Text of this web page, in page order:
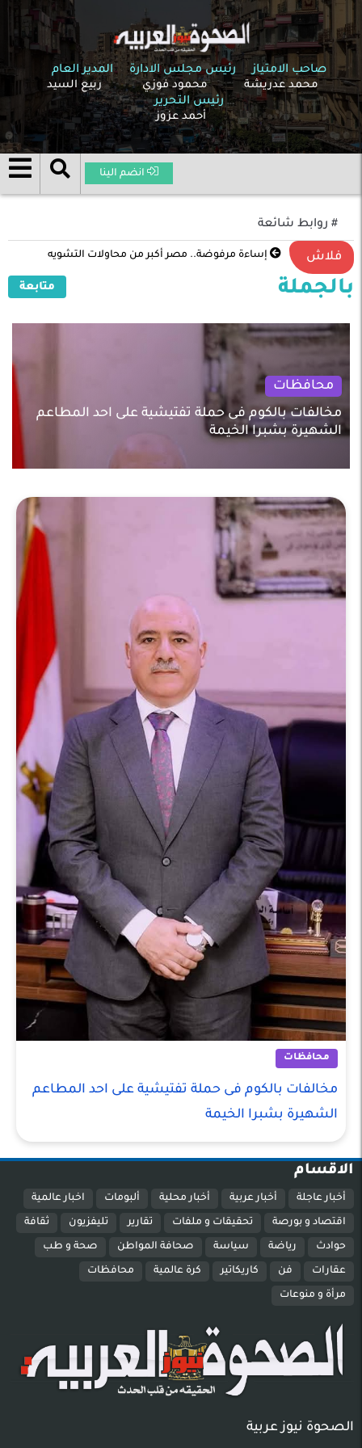
صاحب الامتياز
محمد عدريشة
رئيس مجلس الادارة
محمود فوزي
المدير العام
ربيع السيد
رئيس التحرير
أحمد عزوز
انضم الينا
# روابط شائعة
فلاش إساءة مرفوضة.. مصر أكبر من محاولات التشويه
بالجملة متابعة
محافظات
مخالفات بالكوم فى حملة تفتيشية على احد المطاعم
الشهيرة بشبرا الخيمة
محافظات
مخالفات بالكوم فى حملة تفتيشية على احد المطاعم
الشهيرة بشبرا الخيمة
الاقسام
أخبار عاجلة أخبار عربية أخبار محلية ألبومات اخبار عالمية
اقتصاد و بورصة تحقيقات و ملفات تقارير تليفزيون ثقافة
حوادث رياضة سياسة صحافة المواطن صحة و طب
عقارات فن كاريكاتير كرة عالمية محافظات
مرأة و منوعات
الصحوة نيوز عربية